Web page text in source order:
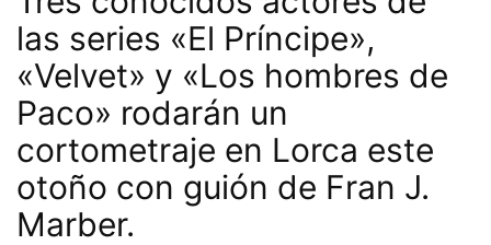
las series «El Príncipe»,
«Velvet» y «Los hombres de
Paco» rodarán un
cortometraje en Lorca este
otoño con guión de Fran J.
Marber.